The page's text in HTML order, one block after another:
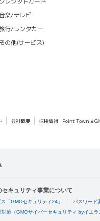
音楽/テレビ
行/レンタカー
その他(サービス)
会社概要 採用情報 Point Townは
キュリティ事業について
「GMOセキュリティ24」 パスワード
策（GMOサイバーセキュリティ byイエラ